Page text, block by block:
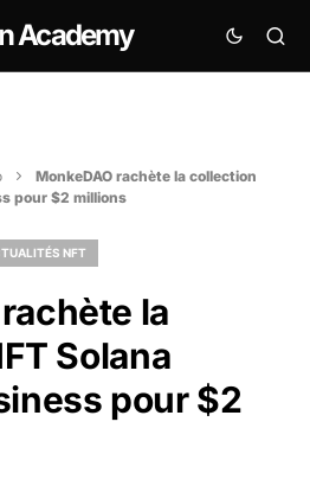
Academy
MonkeDAO rachète la collection
pour $2 millions
NFT
la
Solana
pour $2